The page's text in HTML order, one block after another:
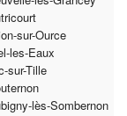
sur-Ource
les-Eaux
sur-Tille
lès-Sombernon